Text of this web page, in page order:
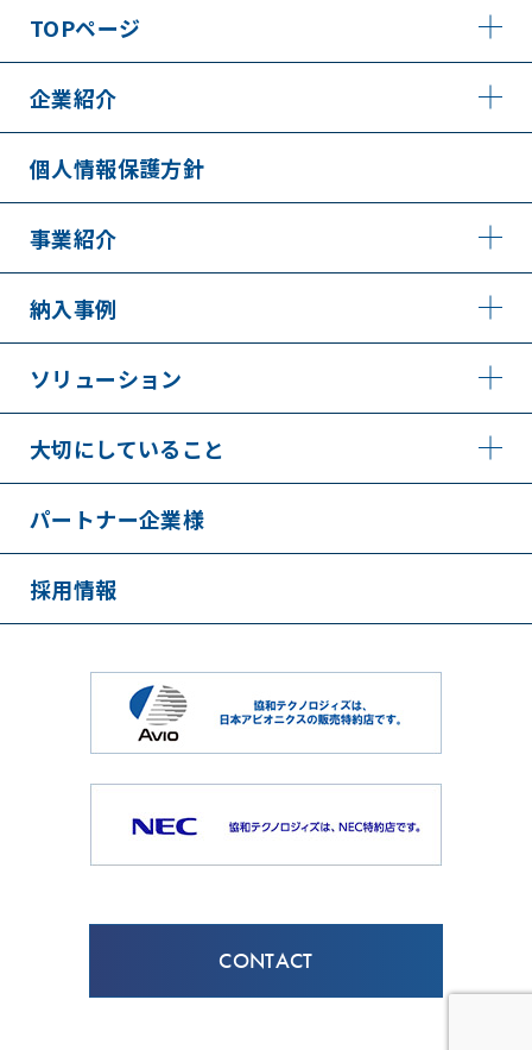
TOPページ
企業紹介
個人情報保護方針
事業紹介
納入事例
ソリューション
大切にしていること
パートナー企業様
採用情報
CONTACT